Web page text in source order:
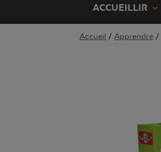
ACCUEILLIR
Accueil / Apprendre /